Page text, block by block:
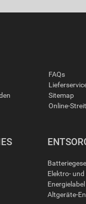
FAQs
Sitemap
Online-
Elektro-
Energielabel
Altgeräte-